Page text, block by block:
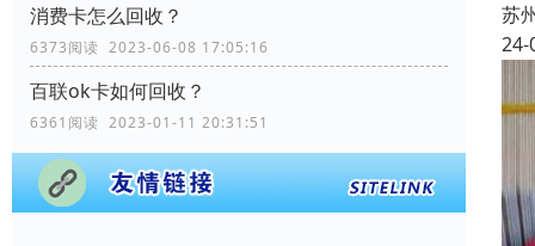
消费卡怎么回收？
6373阅读 2023-06-08 17:05:16
百联ok卡如何回收？
6361阅读 2023-01-11 20:31:51
苏
24-